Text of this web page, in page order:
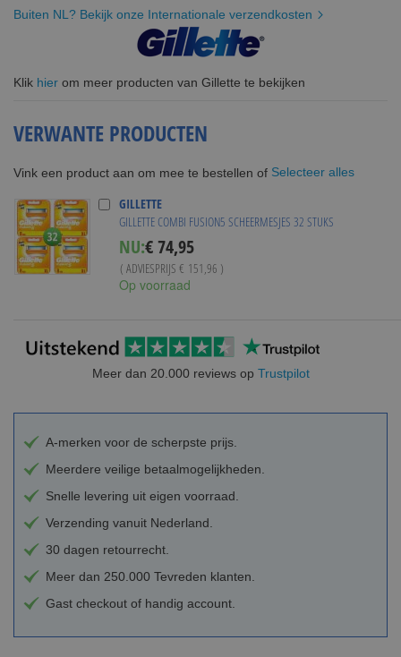
Buiten NL? Bekijk onze Internationale verzendkosten
Klik hier om meer producten van Gillette te bekijken
VERWANTE PRODUCTEN
Vink een product aan om mee te bestellen of Selecteer alles
GILLETTE
GILLETTE COMBI FUSION5 SCHEERMESJES 32 STUKS
NU:Special
Price
€ 74,95
( ADVIESPRIJS € 151,96 )
Op voorraad
Meer dan 20.000 reviews op Trustpilot
A-merken voor de scherpste prijs.
Meerdere veilige betaalmogelijkheden.
Snelle levering uit eigen voorraad.
Verzending vanuit Nederland.
30 dagen retourrecht.
Meer dan 250.000 Tevreden klanten.
Gast checkout of handig account.